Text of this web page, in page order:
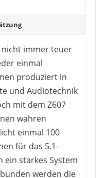
*
nicht immer teuer
einmal
produziert in
und Audiotechnik
mit dem Z607
wahren
einmal 100
für das 5.1-
ein starkes System
werden die